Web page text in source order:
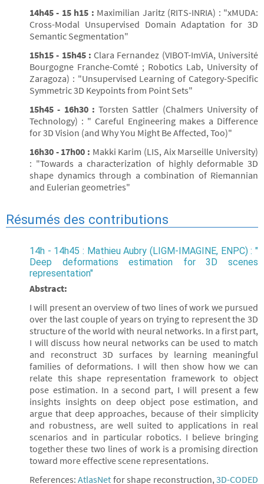
14h45 - 15 h15 : Maximilian Jaritz (RITS-INRIA) : "xMUDA:
Cross-Modal Unsupervised Domain Adaptation for 3D
Semantic Segmentation"
15h15 - 15h45 : Clara Fernandez (VIBOT-ImViA, Université
Bourgogne Franche-Comté ; Robotics Lab, University of
Zaragoza) : "Unsupervised Learning of Category-Specific
Symmetric 3D Keypoints from Point Sets"
15h45 - 16h30 : Torsten Sattler (Chalmers University of
Technology) : " Careful Engineering makes a Difference
for 3D Vision (and Why You Might Be Affected, Too)"
16h30 - 17h00 : Makki Karim (LIS, Aix Marseille University)
: "Towards a characterization of highly deformable 3D
shape dynamics through a combination of Riemannian
and Eulerian geometries"
Résumés des contributions
14h - 14h45 : Mathieu Aubry (LIGM-IMAGINE, ENPC) : "
Deep deformations estimation for 3D scenes
representation"
Abstract:
I will present an overview of two lines of work we pursued
over the last couple of years on trying to represent the 3D
structure of the world with neural networks. In a first part,
I will discuss how neural networks can be used to match
and reconstruct 3D surfaces by learning meaningful
families of deformations. I will then show how we can
relate this shape representation framework to object
pose estimation. In a second part, I will present a few
insights insights on deep object pose estimation, and
argue that deep approaches, because of their simplicity
and robustness, are well suited to applications in real
scenarios and in particular robotics. I believe bringing
together these two lines of work is a promising direction
toward more effective scene representations.
References:AtlasNet for shape reconstruction,3D-CODED